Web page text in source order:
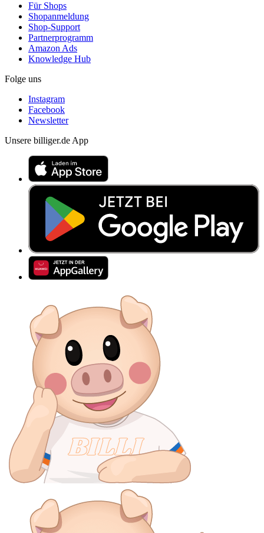
Für Shops
Shopanmeldung
Shop-Support
Partnerprogramm
Amazon Ads
Knowledge Hub
Folge uns
Instagram
Facebook
Newsletter
Unsere billiger.de App